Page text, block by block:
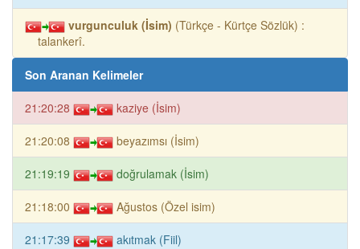
vurgunculuk (İsim) (Türkçe - Kürtçe Sözlük) :
talankerî.
Son Aranan Kelimeler
21:20:28 kaziye (İsim)
21:20:08 beyazımsı (İsim)
21:19:19 doğrulamak (İsim)
21:18:00 Ağustos (Özel isim)
21:17:39 akıtmak (Fiil)